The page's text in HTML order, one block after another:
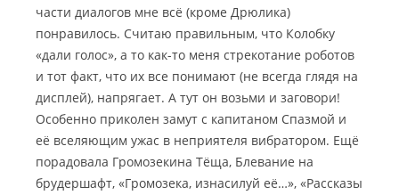
части диалогов мне всё (кроме Дрюлика)
понравилось. Считаю правильным, что Колобку
«дали голос», а то как-то меня стрекотание роботов
и тот факт, что их все понимают (не всегда глядя на
дисплей), напрягает. А тут он возьми и заговори!
Особенно приколен замут с капитаном Спазмой и
её вселяющим ужас в неприятеля вибратором. Ещё
порадовала Громозекина Тёща, Блевание на
брудершафт, «Громозека, изнасилуй её…», «Рассказы